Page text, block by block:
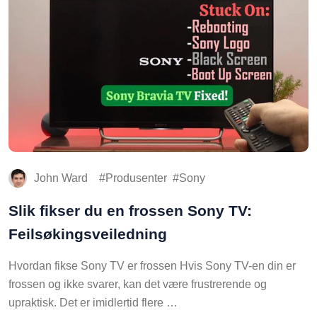
John Ward Produsenter Sony
Slik fikser du en frossen Sony TV:
Feilsøkingsveiledning
Hvordan fikse Sony TV er frossen Hvis Sony TV-en din er
frossen og ikke svarer, kan det være frustrerende og
upraktisk. Det er imidlertid flere …